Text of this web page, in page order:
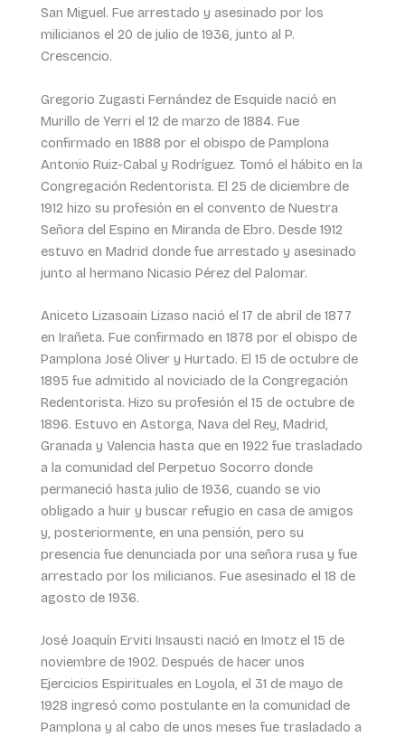
San Miguel. Fue arrestado y asesinado por los
milicianos el 20 de julio de 1936, junto al P.
Crescencio.
Gregorio Zugasti Fernández de Esquide nació en
Murillo de Yerri el 12 de marzo de 1884. Fue
confirmado en 1888 por el obispo de Pamplona
Antonio Ruiz-Cabal y Rodríguez. Tomó el hábito en la
Congregación Redentorista. El 25 de diciembre de
1912 hizo su profesión en el convento de Nuestra
Señora del Espino en Miranda de Ebro. Desde 1912
estuvo en Madrid donde fue arrestado y asesinado
junto al hermano Nicasio Pérez del Palomar.
Aniceto Lizasoain Lizaso nació el 17 de abril de 1877
en Irañeta. Fue confirmado en 1878 por el obispo de
Pamplona José Oliver y Hurtado. El 15 de octubre de
1895 fue admitido al noviciado de la Congregación
Redentorista. Hizo su profesión el 15 de octubre de
1896. Estuvo en Astorga, Nava del Rey, Madrid,
Granada y Valencia hasta que en 1922 fue trasladado
a la comunidad del Perpetuo Socorro donde
permaneció hasta julio de 1936, cuando se vio
obligado a huir y buscar refugio en casa de amigos
y, posteriormente, en una pensión, pero su
presencia fue denunciada por una señora rusa y fue
arrestado por los milicianos. Fue asesinado el 18 de
agosto de 1936.
José Joaquín Erviti Insausti nació en Imotz el 15 de
noviembre de 1902. Después de hacer unos
Ejercicios Espirituales en Loyola, el 31 de mayo de
1928 ingresó como postulante en la comunidad de
Pamplona y al cabo de unos meses fue trasladado a